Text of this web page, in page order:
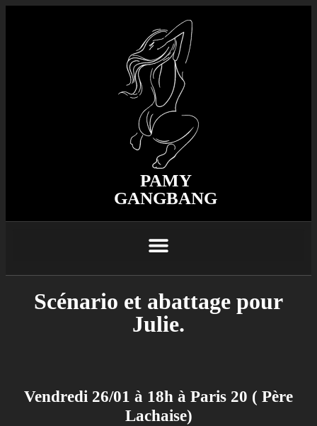
PAMY
GANGBANG
Scénario et abattage pour
Julie.
Vendredi 26/01 à 18h à Paris 20 ( Père
Lachaise)